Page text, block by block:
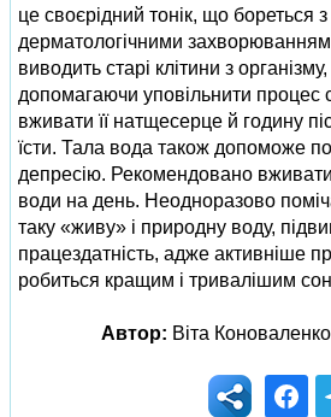
це своєрідний тонік, що бореться
дерматологічними
виводить старі клітини з
допомагаючи уповільнити процес
вживати її натщесерце й годину
їсти. Тала вода також допоможе
депресію. Рекомендовано вживати
води на день. Неодноразово
таку «живу» і природну воду,
працездатність, адже активніше
робиться кращим і тривалішим
Автор: Віта